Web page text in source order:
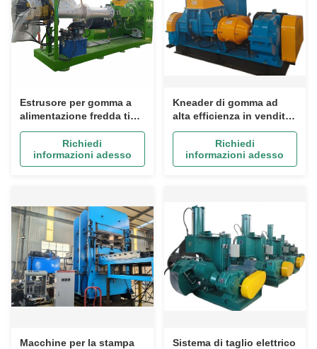
Estrusore per gomma a
alimentazione fredda tipo
pin da 8'' / Estrusore per
fogli di gomma,
battistrada per
pneumatici
Richiedi
informazioni adesso
Kneader di gomma ad
alta efficienza in vendita.
Mixer interno e cavità di
gomma industriale
volume 35L
Richiedi
informazioni adesso
Macchine per la stampa
Sistema di taglio elettrico